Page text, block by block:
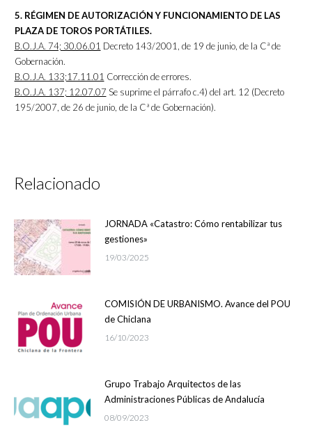
5. RÉGIMEN DE AUTORIZACIÓN Y FUNCIONAMIENTO DE LAS
PLAZA DE TOROS PORTÁTILES.
B.O.J.A. 74; 30.06.01 Decreto 143/2001, de 19 de junio, de la Cª de
Gobernación.
B.O.J.A. 133;17.11.01 Corrección de errores.
B.O.J.A. 137; 12.07.07 Se suprime el párrafo c.4) del art. 12 (Decreto
195/2007, de 26 de junio, de la Cª de Gobernación).
Relacionado
JORNADA «Catastro: Cómo rentabilizar tus
gestiones»
19/03/2025
COMISIÓN DE URBANISMO. Avance del POU
de Chiclana
16/10/2023
Grupo Trabajo Arquitectos de las
Administraciones Públicas de Andalucía
08/09/2023